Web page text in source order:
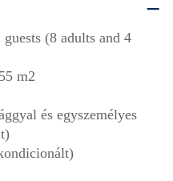
(8 adults and 4
m2
és egyszemélyes